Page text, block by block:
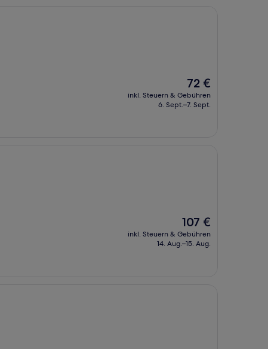
Der
Preis
beträgt
72 €
inkl. Steuern & Gebühren
6. Sept.–7. Sept.
Der
Preis
beträgt
107 €
inkl. Steuern & Gebühren
14. Aug.–15. Aug.